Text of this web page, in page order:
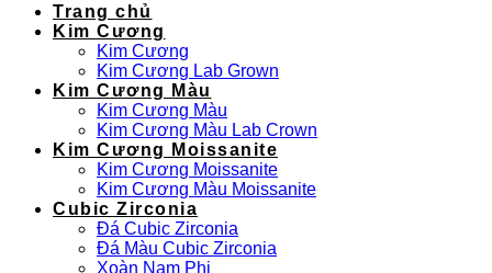
Trang chủ
Kim Cương
Kim Cương
Kim Cương Lab Grown
Kim Cương Màu
Kim Cương Màu
Kim Cương Màu Lab Crown
Kim Cương Moissanite
Kim Cương Moissanite
Kim Cương Màu Moissanite
Cubic Zirconia
Đá Cubic Zirconia
Đá Màu Cubic Zirconia
Xoàn Nam Phi